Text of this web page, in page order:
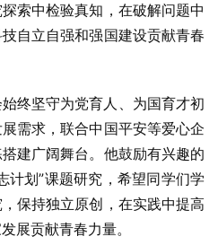
索中检验真知，在破解问题中
自立自强和强国建设贡献青春
终坚守为党育人、为国育才初
需求，联合中国平安等爱心企
建广阔舞台。他鼓励有兴趣的
计划”课题研究，希望同学们学
保持独立原创，在实践中提高
展贡献青春力量。